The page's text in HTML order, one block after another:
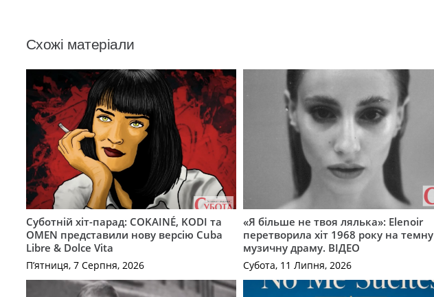
Схожі матеріали
Суботній хіт-парад: COKAINÉ, KODI та
OMEN представили нову версію Cuba
Libre & Dolce Vita
П’ятниця, 7 Серпня, 2026
«Я більше не твоя лялька»: Elenoir
перетворила хіт 1968 року на темну
музичну драму. ВІДЕО
Субота, 11 Липня, 2026